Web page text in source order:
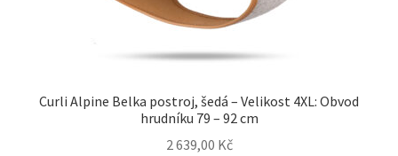
Oblečky pro psy
Pelíšky pro psy
Curli Alpine Belka postroj, šedá – Velikost 4XL: Obvod
hrudníku 79 – 92 cm
2 639,00 Kč